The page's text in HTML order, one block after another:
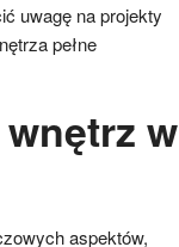
uwagę na projekty
pełne
w
aspektów,